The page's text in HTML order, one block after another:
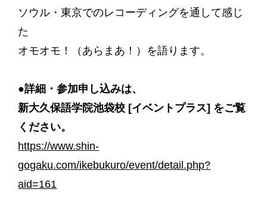
ソウル・東京でのレコーディングを通して感じ
た
オモオモ！（あらまあ！）を語ります。
●詳細・参加申し込みは、
新大久保語学院池袋校 [イベントプラス] をご覧
ください。
https://www.shin-
gogaku.com/ikebukuro/event/detail.php?
aid=161